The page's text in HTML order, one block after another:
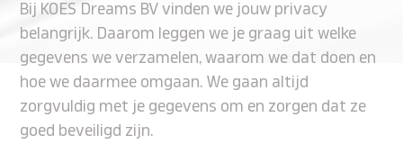
Bij KOES Dreams BV vinden we jouw privacy
belangrijk. Daarom leggen we je graag uit welke
gegevens we verzamelen, waarom we dat doen en
hoe we daarmee omgaan. We gaan altijd
zorgvuldig met je gegevens om en zorgen dat ze
goed beveiligd zijn.